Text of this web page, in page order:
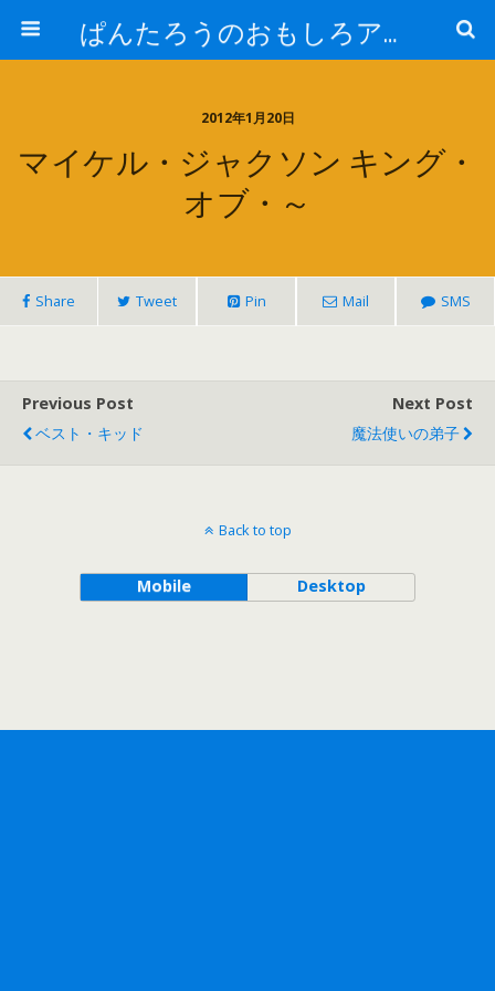
ぱんたろうのおもしろアイテム
2012年1月20日
マイケル・ジャクソン キング・
オブ・～
Share Tweet Pin Mail SMS
Previous Post
ベスト・キッド
Next Post
魔法使いの弟子
Back to top
Mobile Desktop